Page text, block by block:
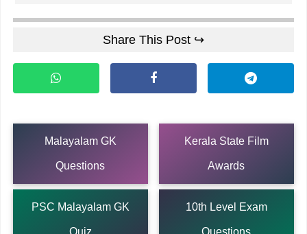
Share This Post ↪
Malayalam GK
Questions
Kerala State Film
Awards
PSC Malayalam GK
Quiz
10th Level Exam
Questions